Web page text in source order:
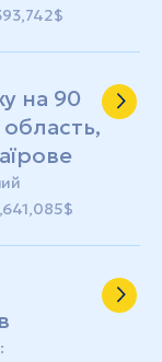
на 90